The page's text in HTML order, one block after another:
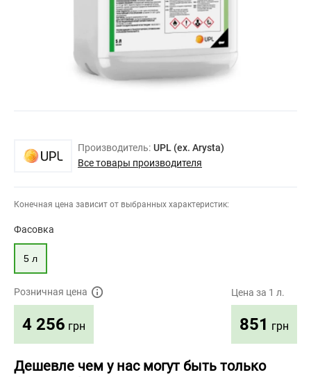
Производитель: UPL (ex. Arysta)
Все товары производителя
Конечная цена зависит от выбранных характеристик:
Фасовка
5 л
Розничная цена
4 256 грн
Цена за 1 л.
851 грн
Дешевле чем у нас могут быть только